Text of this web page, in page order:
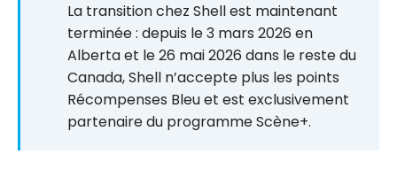
La transition chez Shell est maintenant
terminée : depuis le 3 mars 2026 en
Alberta et le 26 mai 2026 dans le reste du
Canada, Shell n’accepte plus les points
Récompenses Bleu et est exclusivement
partenaire du programme Scène+.